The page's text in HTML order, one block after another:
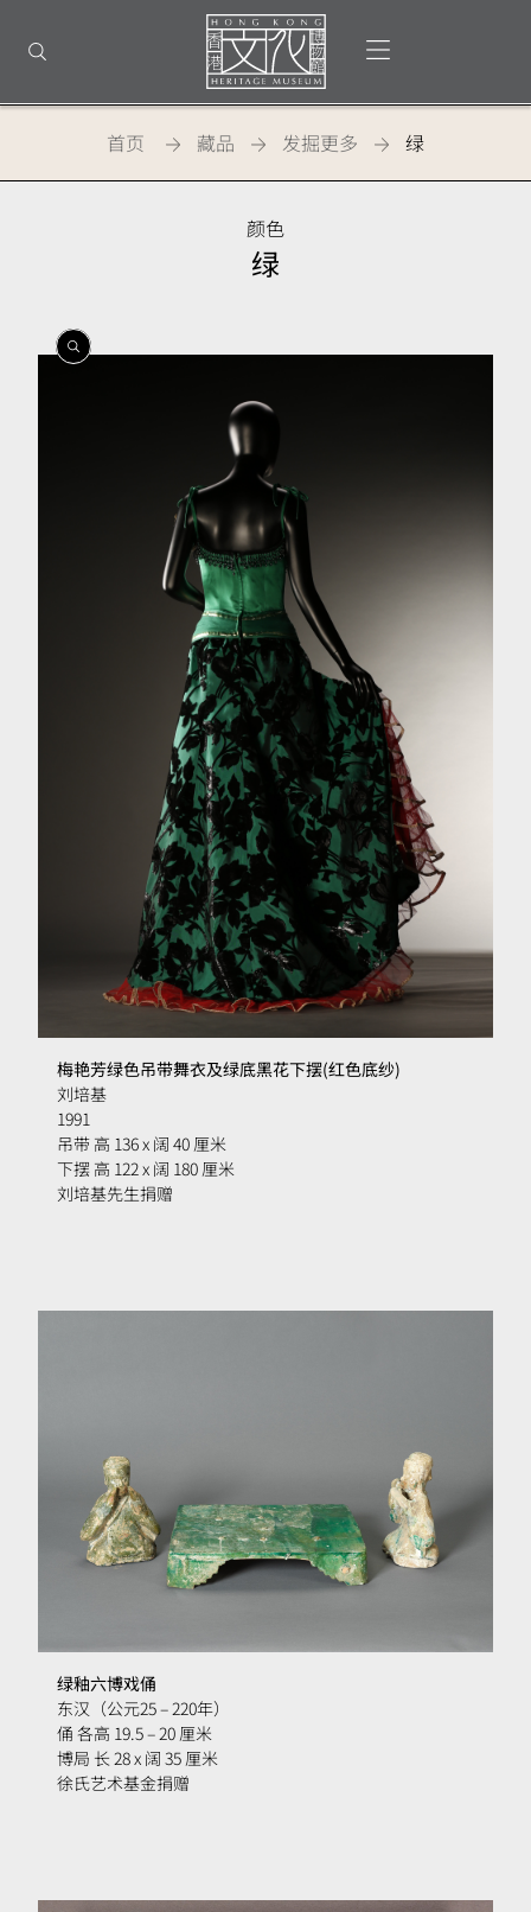
部
打开搜索
首
页
打开选单
首页 藏品 发掘更多 绿
颜色
绿
開
啟
梅艳芳绿色吊带舞衣及绿底黑花下摆(红色底纱)
刘培基
1991
吊带 高 136 x 阔 40 厘米
下摆 高 122 x 阔 180 厘米
刘培基先生捐赠
開
啟
绿釉六博戏俑
东汉（公元25 – 220年）
俑 各高 19.5 – 20 厘米
博局 长 28 x 阔 35 厘米
徐氏艺术基金捐赠
開
啟